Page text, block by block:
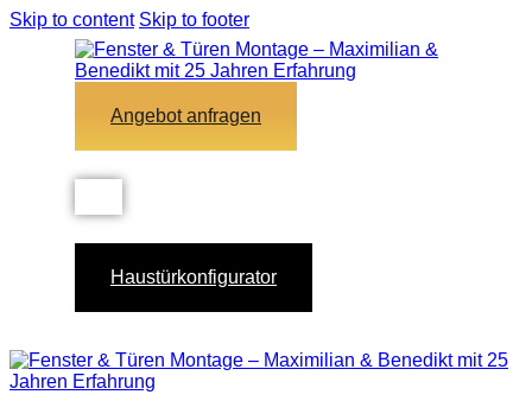
Skip to content Skip to footer
Angebot anfragen
Haustürkonfigurator